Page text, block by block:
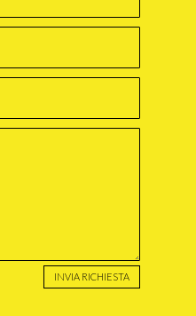
INVIA RICHIESTA